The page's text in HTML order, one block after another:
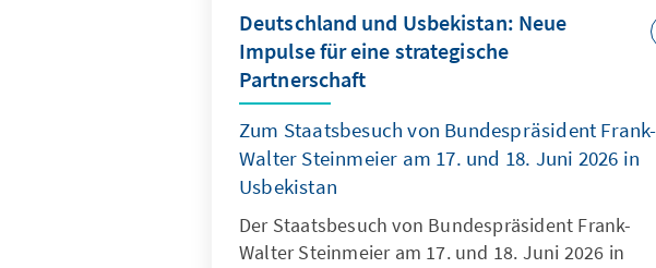
Deutschland und Usbekistan: Neue
Impulse für eine strategische
Partnerschaft
Zum Staatsbesuch von Bundespräsident Frank-
Walter Steinmeier am 17. und 18. Juni 2026 in
Usbekistan
Der Staatsbesuch von Bundespräsident Frank-
Walter Steinmeier am 17. und 18. Juni 2026 in